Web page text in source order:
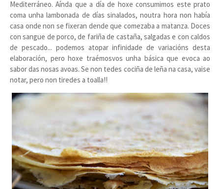
Mediterráneo. Aínda que a día de hoxe consumimos este prato
coma unha lambonada de días sinalados, noutra hora non había
casa onde non se fixeran dende que comezaba a matanza. Doces
con sangue de porco, de fariña de castaña, salgadas e con caldos
de pescado... podemos atopar infinidade de variacións desta
elaboración, pero hoxe traémosvos unha básica que evoca ao
sabor das nosas avoas. Se non tedes cociña de leña na casa, vaise
notar, pero non tiredes a toalla!!